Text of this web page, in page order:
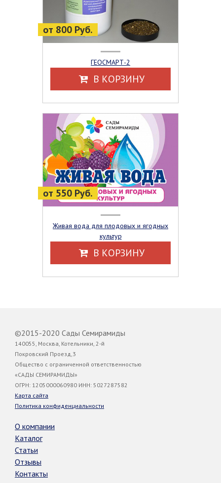
от 800 Руб.
ГЕОСМАРТ-2
В КОРЗИНУ
от 550 Руб.
Живая вода для плодовых и ягодных
культур
В КОРЗИНУ
©2015-2020 Сады Семирамиды
140055, Москва, Котельники, 2-й
Покровский Проезд,3
Общество с ограниченной ответственностью
«САДЫ СЕМИРАМИДЫ»
ОГРН: 1205000060980 ИНН: 5027287582
Карта сайта
Политика конфиденциальности
О компании
Каталог
Статьи
Отзывы
Контакты